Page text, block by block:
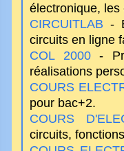
électronique, les
CIRCUITLAB -
circuits en ligne
COL 2000 -
réalisations
COURS
pour bac+2.
COURS
circuits,